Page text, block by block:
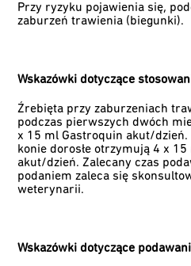
Przy ryzyku pojawienia się,
zaburzeń trawienia (biegunki).
Wskazówki dotyczące
Źrebięta przy zaburzeniach
podczas pierwszych dwóch
x 15 ml Gastroquin akut/dzień.
konie dorosłe otrzymują 4 x
akut/dzień. Zalecany czas
podaniem zaleca się
weterynarii.
Wskazówki dotyczące